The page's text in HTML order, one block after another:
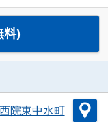
料)
西院東中水町